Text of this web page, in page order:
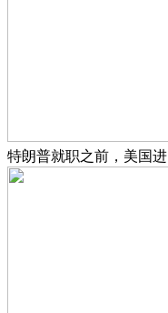
特朗普就职之前，美国